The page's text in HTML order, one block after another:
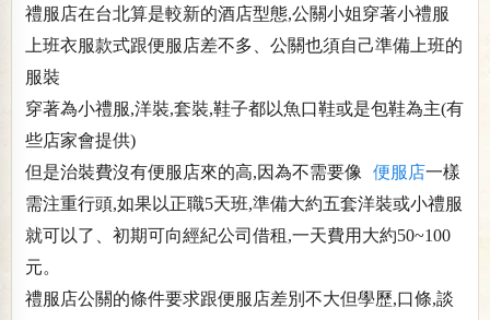
禮服店在台北算是較新的酒店型態,公關小姐穿著小禮服
上班衣服款式跟便服店差不多、公關也須自己準備上班的
服裝
穿著為小禮服,洋裝,套裝,鞋子都以魚口鞋或是包鞋為主(有
些店家會提供)
但是治裝費沒有便服店來的高,因為不需要像
便服店一樣
需注重行頭,如果以正職5天班,準備大約五套洋裝或小禮服
就可以了、初期可向經紀公司借租,一天費用大約50~100
元。
禮服店公關的條件要求跟便服店差別不大但學歷,口條,談